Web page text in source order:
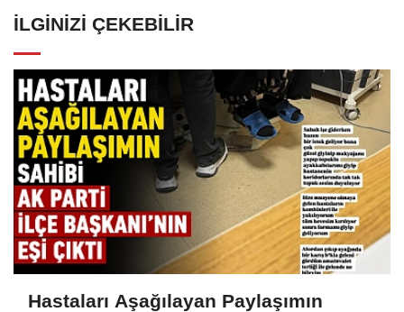
İLGINIZI ÇEKEBILIR
Hastaları Aşağılayan Paylaşımın